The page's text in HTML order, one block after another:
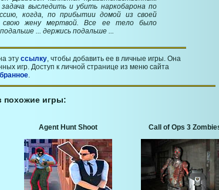
выследить и убить наркобарона по
когда, по прибытии домой из своей
свою жену мертвой. Все ее тело было
... держись подальше ...
эту ссылку, чтобы добавить ее в личные игры. Она
игр. Доступ к личной странице из меню сайта
.
похожие игры:
Agent Hunt Shoot Call of Ops 3